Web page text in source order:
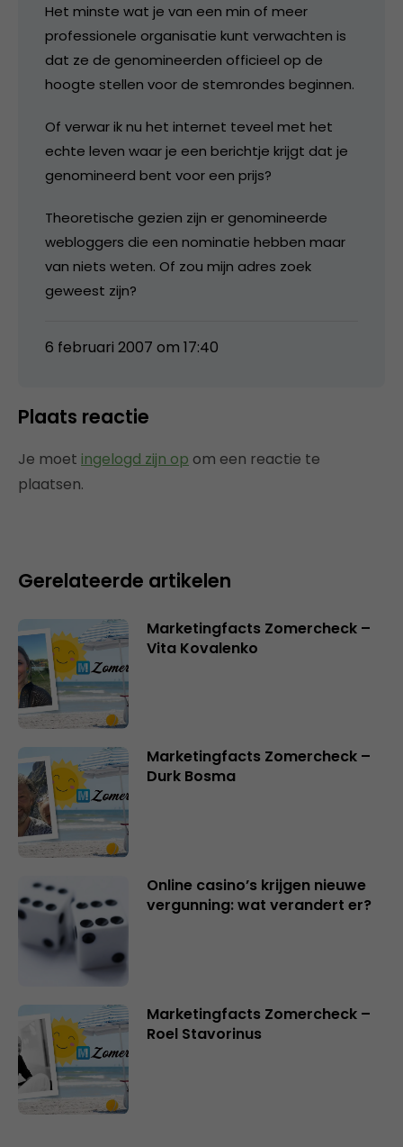
Het minste wat je van een min of meer
professionele organisatie kunt verwachten is
dat ze de genomineerden officieel op de
hoogte stellen voor de stemrondes beginnen.
Of verwar ik nu het internet teveel met het
echte leven waar je een berichtje krijgt dat je
genomineerd bent voor een prijs?
Theoretische gezien zijn er genomineerde
webloggers die een nominatie hebben maar
van niets weten. Of zou mijn adres zoek
geweest zijn?
6 februari 2007 om 17:40
Plaats reactie
Je moet ingelogd zijn op om een reactie te
plaatsen.
Gerelateerde artikelen
Marketingfacts Zomercheck –
Vita Kovalenko
Marketingfacts Zomercheck –
Durk Bosma
Online casino’s krijgen nieuwe
vergunning: wat verandert er?
Marketingfacts Zomercheck –
Roel Stavorinus